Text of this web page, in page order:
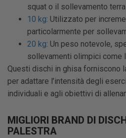
squat o il sollevamento terra.
10 kg: Utilizzato per
particolarmente per
20 kg: Un peso notevole,
sollevamenti olimpici come
Questi dischi in ghisa forniscono
per adattare l’intensità degli
individuali e agli obiettivi di
MIGLIORI BRAND DI
PALESTRA